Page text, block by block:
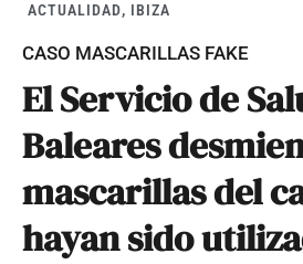
ACTUALIDAD, IBIZA
CASO MASCARILLAS FAKE
El Servicio de
Baleares
mascarillas del
hayan sido